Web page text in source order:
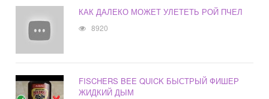
КАК ДАЛЕКО МОЖЕТ УЛЕТЕТЬ РОЙ ПЧЕЛ
8920
FISCHERS BEE QUICK БЫСТРЫЙ ФИШЕР
ЖИДКИЙ ДЫМ